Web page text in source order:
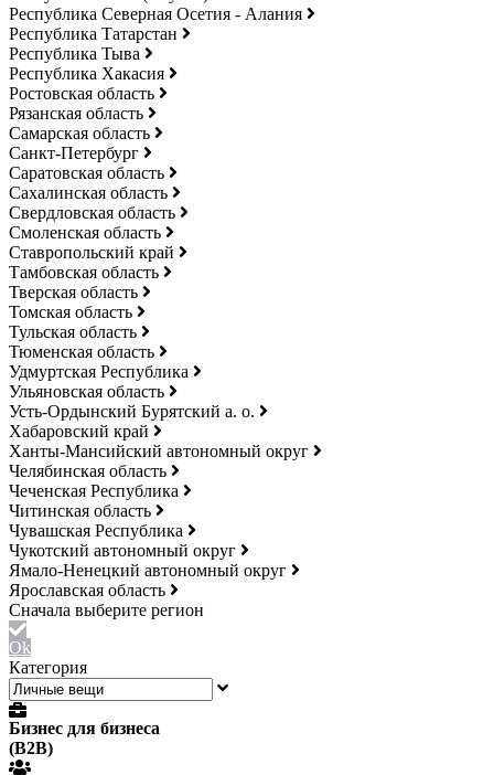
Республика Северная Осетия - Алания
Республика Татарстан
Республика Тыва
Республика Хакасия
Ростовская область
Рязанская область
Самарская область
Санкт-Петербург
Саратовская область
Сахалинская область
Свердловская область
Смоленская область
Ставропольский край
Тамбовская область
Тверская область
Томская область
Тульская область
Тюменская область
Удмуртская Республика
Ульяновская область
Усть-Ордынский Бурятский а. о.
Хабаровский край
Ханты-Мансийский автономный округ
Челябинская область
Чеченская Республика
Читинская область
Чувашская Республика
Чукотский автономный округ
Ямало-Ненецкий автономный округ
Ярославская область
Ok
Категория
Бизнес для бизнеса
(B2B)